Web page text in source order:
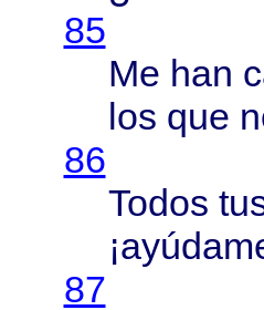
85
Me han
los que
86
Todos
¡
87